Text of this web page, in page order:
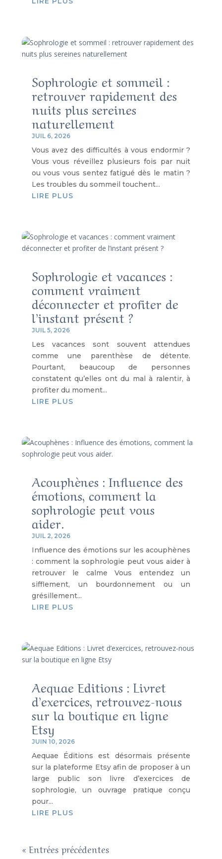
Sophrologie et sommeil :
retrouver rapidement des
nuits plus sereines
naturellement
JUIL 6, 2026
Vous avez des difficultés à vous endormir ?
Vous vous réveillez plusieurs fois par nuit
ou vous vous sentez fatigué dès le matin ?
Les troubles du sommeil touchent...
LIRE PLUS
Sophrologie et vacances :
comment vraiment
déconnecter et profiter de
l’instant présent ?
JUIL 5, 2026
Les vacances sont souvent attendues
comme une parenthèse de détente.
Pourtant, beaucoup de personnes
constatent qu’elles ont du mal à ralentir, à
profiter du moment...
LIRE PLUS
Acouphènes : Influence des
émotions, comment la
sophrologie peut vous
aider.
JUIL 2, 2026
Influence des émotions sur les acouphènes
: comment la sophrologie peut vous aider à
retrouver le calme Vous entendez un
sifflement, un bourdonnement ou un
grésillement...
LIRE PLUS
Aequae Editions : Livret
d’exercices, retrouvez-nous
sur la boutique en ligne
Etsy
JUIN 10, 2026
Aequae Éditions est désormais présente
sur la plateforme Etsy afin de proposer à un
large public son livre d’exercices de
sophrologie, un ouvrage pratique conçu
pour...
LIRE PLUS
« Entrées précédentes